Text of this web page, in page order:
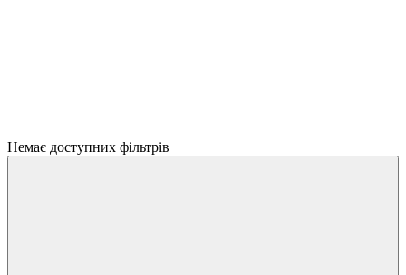
Немає доступних фільтрів